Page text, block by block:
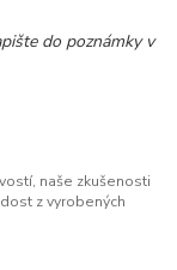
naše zkušenosti
z vyrobených
do poznámky v